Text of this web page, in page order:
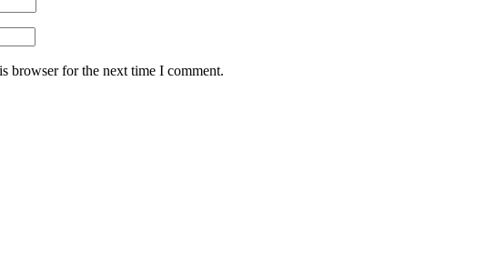
browser for the next time I comment.